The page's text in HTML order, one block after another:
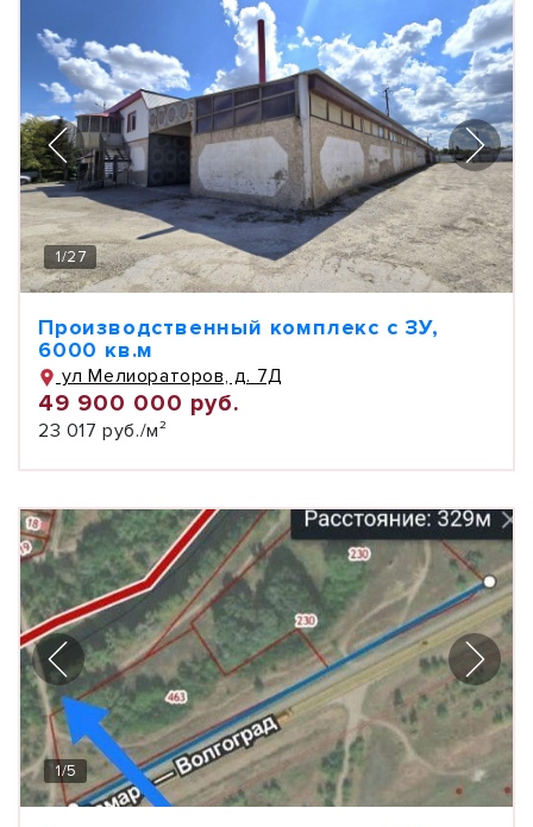
1/27
Производственный комплекс с ЗУ,
6000 кв.м
ул Мелиораторов, д. 7Д
49 900 000 руб.
23 017 руб./м²
1/5